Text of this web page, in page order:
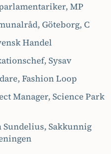
MP
Göteborg, C
Handel
Sysav
Fashion Loop
Manager, Science Park
Sakkunnig